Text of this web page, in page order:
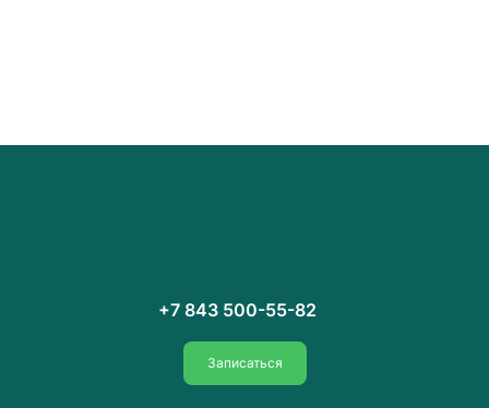
+7 843 500-55-82
Записаться